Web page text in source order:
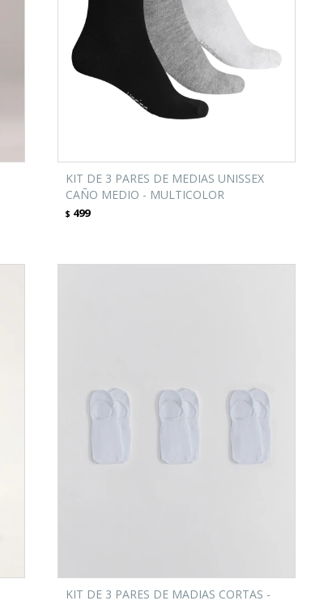
KIT DE 3 PARES DE MEDIAS UNISSEX
CAÑO MEDIO - MULTICOLOR
$ 499
KIT DE 3 PARES DE MADIAS CORTAS -